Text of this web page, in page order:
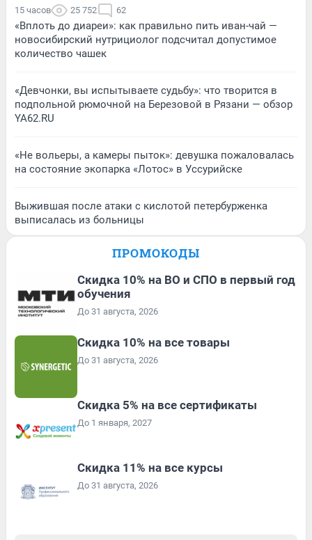
15 часов 25 752 62
«Вплоть до диареи»: как правильно пить иван-чай —
новосибирский нутрициолог подсчитал допустимое
количество чашек
«Девчонки, вы испытываете судьбу»: что творится в
подпольной рюмочной на Березовой в Рязани — обзор
YA62.RU
«Не вольеры, а камеры пыток»: девушка пожаловалась
на состояние экопарка «Лотос» в Уссурийске
Выжившая после атаки с кислотой петербурженка
выписалась из больницы
ПРОМОКОДЫ
Скидка 10% на ВО и СПО в первый год
обучения
До 31 августа, 2026
Скидка 10% на все товары
До 31 августа, 2026
Скидка 5% на все сертификаты
До 1 января, 2027
Скидка 11% на все курсы
До 31 августа, 2026